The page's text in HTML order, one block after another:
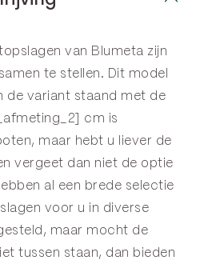
van Blumeta zijn
te stellen. Dit model
de variant staand met de
cm is
maar hebt u liever de
vergeet dan niet de optie
al een brede selectie
voor u in diverse
maar mocht de
tussen staan, dan bieden